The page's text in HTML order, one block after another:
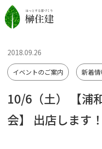
10/6（土） 【浦
会】 出店します！
2018.09.26
イベントのご案内 新着